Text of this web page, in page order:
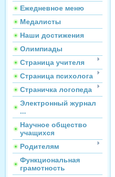
Ежедневное меню
Медалисты
Наши достижения
Олимпиады
Страница учителя
Страница психолога
Страничка логопеда
Электронный журнал
...
Научное общество
учащихся
Родителям
Функциональная
грамотность